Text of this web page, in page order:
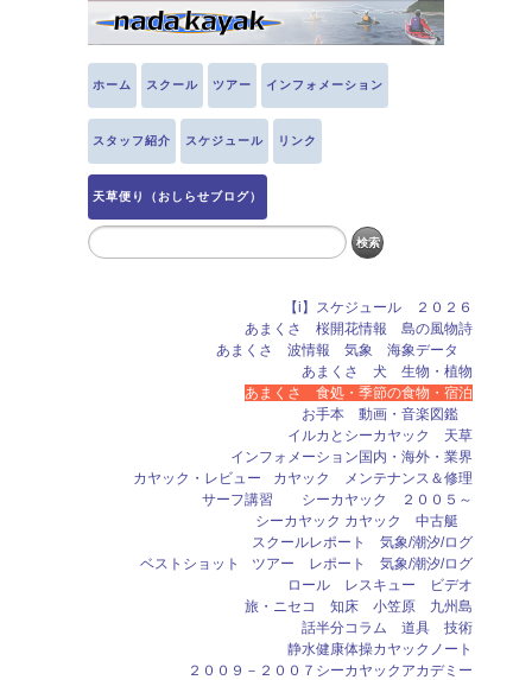
ホーム スクール ツアー インフォメーション
スタッフ紹介 スケジュール リンク
天草便り（おしらせブログ）
【i】スケジュール ２０２６
あまくさ 桜開花情報 島の風物詩
あまくさ 波情報 気象 海象データ
あまくさ 犬 生物・植物
あまくさ 食処・季節の食物・宿泊
お手本 動画・音楽図鑑
イルカとシーカヤック 天草
インフォメーション国内・海外・業界
カヤック メンテナンス＆修理
カヤック・レビュー
サーフ講習 シーカヤック ２００５～
シーカヤック カヤック 中古艇
スクールレポート 気象/潮汐/ログ
ツアー レポート 気象/潮汐/ログ
ベストショット
ロール レスキュー ビデオ
旅・ニセコ 知床 小笠原 九州島
話半分コラム 道具 技術
静水健康体操カヤックノート
２００９－２００７シーカヤックアカデミー